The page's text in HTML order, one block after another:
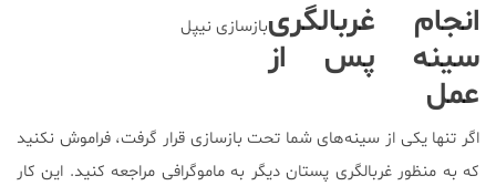
بازسازی نیپلانجام غربالگری
سینه پس از
عمل
اگر تنها یکی از سینه‌های شما تحت بازسازی قرار گرفت، فراموش نکنید
که به منظور غربالگری پستان دیگر به ماموگرافی مراجعه کنید. این کار